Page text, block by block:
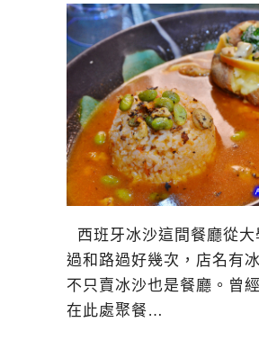
西班牙冰沙這間餐廳從大
過和路過好幾次，店名有
不只賣冰沙也是餐廳。曾
在此處聚餐…